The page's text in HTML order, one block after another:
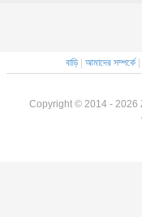
বাড়ি| আমাদের সম্পর্কে|
Copyright © 2014 - 2026